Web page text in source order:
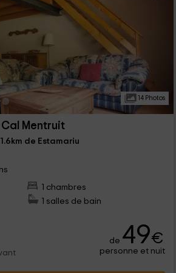
14 Photos
Mentruit
de Estamariu
1 chambres
1 salles de bain
de 49€
personne et nuit